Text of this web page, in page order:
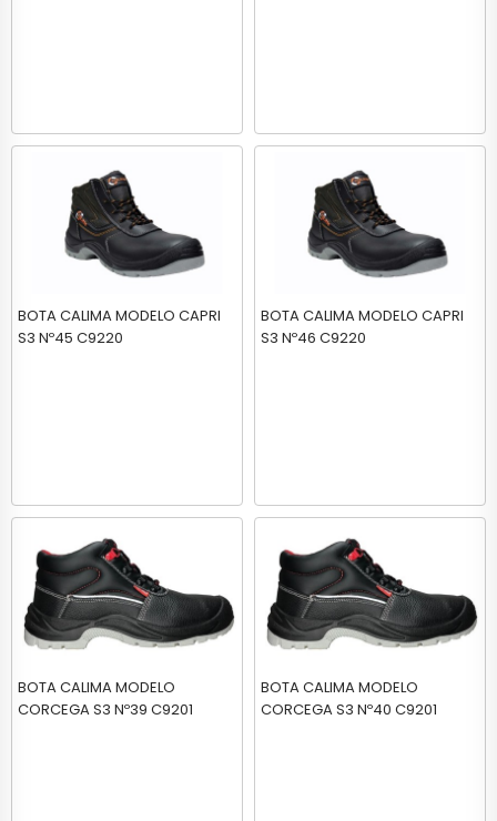
BOTA CALIMA MODELO CAPRI
S3 Nº45 C9220
BOTA CALIMA MODELO CAPRI
S3 Nº46 C9220
BOTA CALIMA MODELO
CORCEGA S3 Nº39 C9201
BOTA CALIMA MODELO
CORCEGA S3 Nº40 C9201